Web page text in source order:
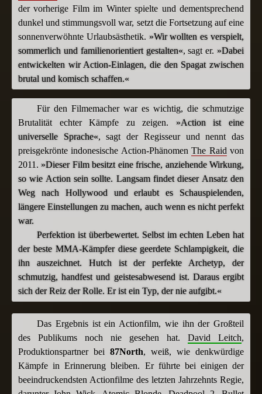
der vorherige Film im Winter spielte und dementsprechend
dunkel und stimmungsvoll war, setzt die Fortsetzung auf eine
sonnenverwöhnte Urlaubsästhetik. »Wir wollten es verspielt,
sommerlich und familienorientiert gestalten«, sagt er. »Dabei
entwickelten wir Action-Einlagen, die den Spagat zwischen
brutal und komisch schaffen.«
Für den Filmemacher war es wichtig, die schmutzige
Brutalität echter Kämpfe zu zeigen. »Action ist eine
universelle Sprache«, sagt der Regisseur und nennt das
preisgekrönte indonesische Action-PhänomenThe Raid von
2011.»Dieser Film besitzt eine frische, anziehende Wirkung,
so wie Action sein sollte. Langsam findet dieser Ansatz den
Weg nach Hollywood und erlaubt es Schauspielenden,
längere Einstellungen zu machen, auch wenn es nicht perfekt
war.
Perfektion ist überbewertet. Selbst im echten Leben hat
der beste MMA-Kämpfer diese geerdete Schlampigkeit, die
ihn auszeichnet. Hutch ist der perfekte Archetyp, der
schmutzig, handfest und geistesabwesend ist. Daraus ergibt
sich der Reiz der Rolle. Er ist ein Typ, der nie aufgibt.«
Das Ergebnis ist ein Actionfilm, wie ihn der Großteil
des Publikums noch nie gesehen hat. David Leitch,
Produktionspartner bei 87North, weiß, wie denkwürdige
Kämpfe in Erinnerung bleiben. Er führte bei einigen der
beeindruckendsten Actionfilme des letzten Jahrzehnts Regie,